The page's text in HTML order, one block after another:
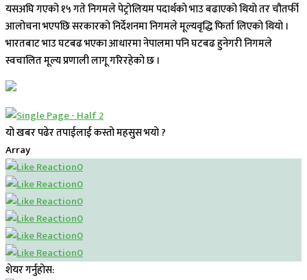
यसअघि गएको १५ गते निगमले पेट्रोलियम पदार्थकाे भाउ बढाएको थियो तर चौतर्फी
आलोचना भएपछि सरकारको निर्देशनमा निगमले मूल्यवृद्धि फिर्ता लिएको थियो ।
भारतबाट भाउ घटबढ भएका आधारमा नेपालमा पनि घटबढ हुनेगरी निगमले
स्वचालित मूल्य प्रणाली लागू गरिरहेको छ ।
यो खबर पढेर तपाईलाई कस्तो महसुस भयो ?
Array
0
0
0
0
0
0
शेयर गर्नुहोस: